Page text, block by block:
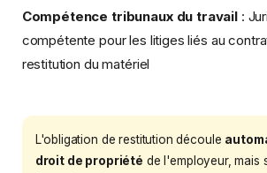
Compétence tribunaux du travail :
compétente pour les litiges liés au
restitution du matériel
L'obligation de restitution découle
droit de propriété de l'employeur, mais